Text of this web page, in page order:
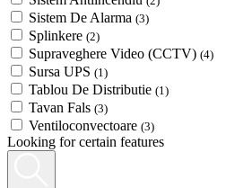
Sistem De Alarma (3)
Splinkere (2)
Supraveghere Video (CCTV) (4)
Sursa UPS (1)
Tablou De Distributie (1)
Tavan Fals (3)
Ventiloconvectoare (3)
Looking for certain features